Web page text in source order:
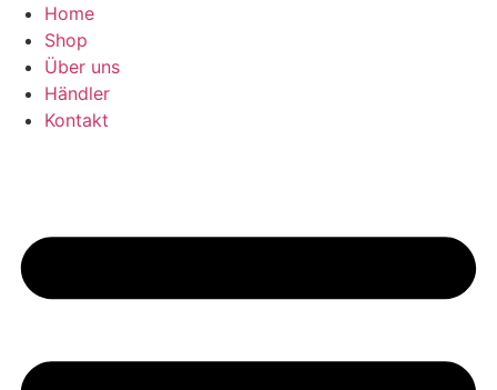
Zum
Inhalt
springen
Home
Shop
Über uns
Händler
Kontakt